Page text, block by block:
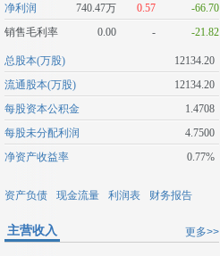
净利润
740.47万 0.57
-66.70
销售毛利率
0.00 - -21.82
总股本(万股)
12134.20
流通股本(万股)
12134.20
每股资本公积金
1.4708
每股未分配利润
4.7500
净资产收益率
0.77%
资产负债 现金流量 利润表 财务报告
更多>>
主营收入